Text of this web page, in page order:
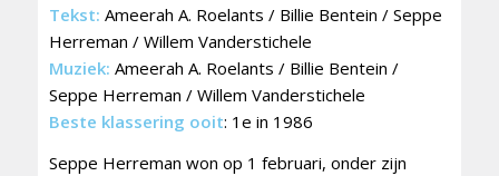
Tekst: Ameerah A. Roelants / Billie Bentein / Seppe
Herreman / Willem Vanderstichele
Muziek: Ameerah A. Roelants / Billie Bentein /
Seppe Herreman / Willem Vanderstichele
Beste klassering ooit: 1e in 1986
Seppe Herreman won op 1 februari, onder zijn